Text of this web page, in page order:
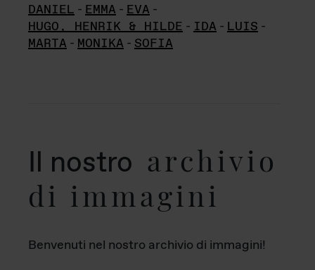
DANIEL - EMMA - EVA -
HUGO, HENRIK & HILDE - IDA - LUIS -
MARTA - MONIKA - SOFIA
Il nostro archivio
di immagini
Benvenuti nel nostro archivio di immagini!